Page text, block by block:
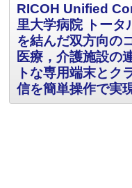
RICOH Unified
里大学病院 トータ
を結んだ双方向の
医療，介護施設の
トな専用端末とク
信を簡単操作で実